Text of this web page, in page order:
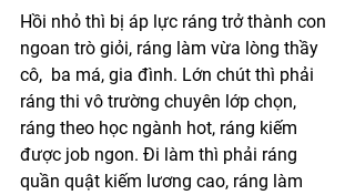
Hồi nhỏ thì bị áp lực ráng trở thành con
ngoan trò giỏi, ráng làm vừa lòng thầy
cô,  ba má, gia đình. Lớn chút thì phải
ráng thi vô trường chuyên lớp chọn,
ráng theo học ngành hot, ráng kiếm
được job ngon. Đi làm thì phải ráng
quần quật kiếm lương cao, ráng làm